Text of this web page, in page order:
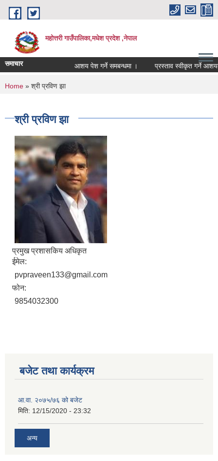
Skip to main content
महोत्तरी गाउँपालिका,मधेश प्रदेश ,नेपाल
समाचार आशय पेश गर्ने समबन्धमा । प्रस्ताव स्वीकृत गर्ने
You are here
Home » श्री प्रविण झा
श्री प्रविण झा
प्रमुख प्रशासकिय अधिकृत
ईमेल:
pvpraveen133@gmail.com
फोन:
9854032300
बजेट तथा कार्यक्रम
आ.वा. २०७५/७६ को बजेट
मिति: 12/15/2020 - 23:32
अन्य